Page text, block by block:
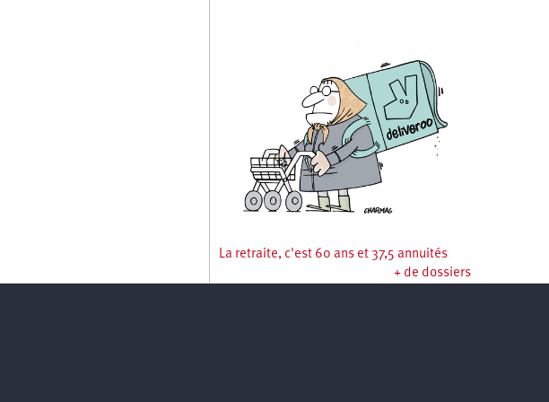
La retraite, c'est 60 ans et 37,5 annuités
+ de dossiers